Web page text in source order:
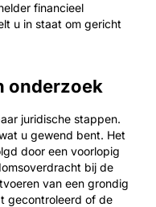
financieel
u in staat om gericht
onderzoek
juridische stappen.
u gewend bent. Het
door een voorlopig
bij de
van een grondig
gecontroleerd of de